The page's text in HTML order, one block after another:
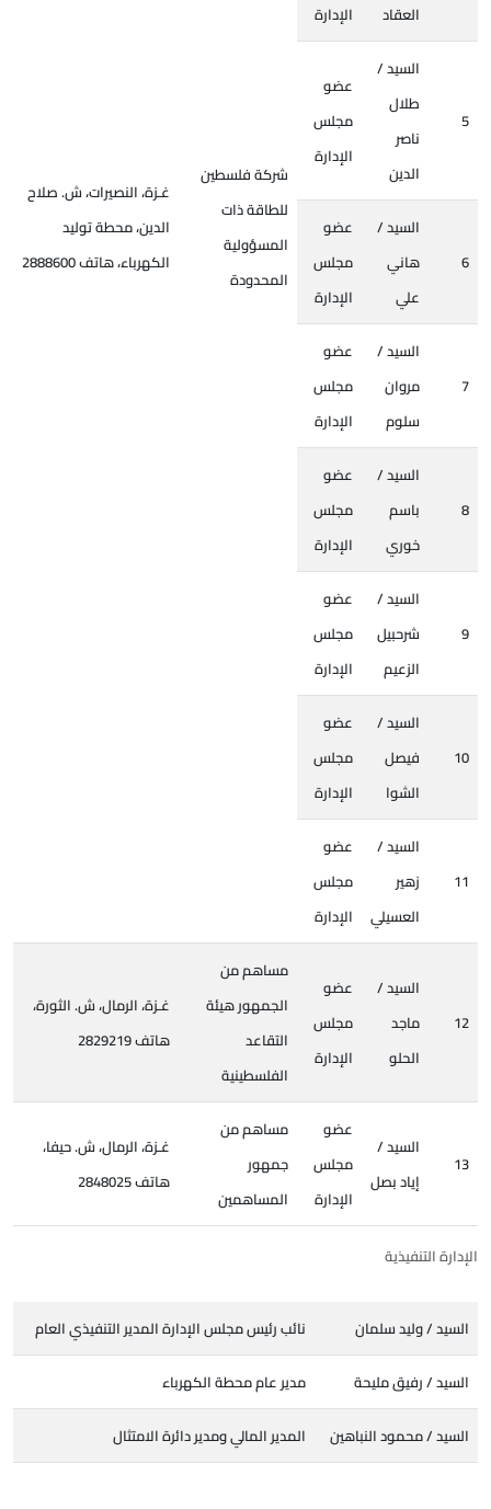
شركة فلسطين
للطاقة ذات
المسؤولية
المحدودة
غـزة، النصيرات، ش. صلاح
الدين، محطة توليد
الكهرباء، هاتف 2888600
العقاد
الإدارة
5
السيد /
طلال
ناصر
الدين
عضو
مجلس
الإدارة
6
السيد /
هاني
علي
عضو
مجلس
الإدارة
7
السيد /
مروان
سلوم
عضو
مجلس
الإدارة
8
السيد /
باسم
خوري
عضو
مجلس
الإدارة
9
السيد /
شرحبيل
الزعيم
عضو
مجلس
الإدارة
10
السيد /
فيصل
الشوا
عضو
مجلس
الإدارة
11
السيد /
زهير
العسيلي
عضو
مجلس
الإدارة
12
السيد /
ماجد
الحلو
عضو
مجلس
الإدارة
مساهم من
الجمهور هيئة
التقاعد
الفلسطينية
غـزة، الرمال، ش. الثورة،
هاتف 2829219
13
السيد /
إياد بصل
عضو
مجلس
الإدارة
مساهم من
جمهور
المساهمين
غـزة، الرمال، ش. حيفا،
هاتف 2848025
الإدارة التنفيذية
السيد / وليد سلمان نائب رئيس مجلس الإدارة المدير التنفيذي العام
السيد / رفيق مليحة مدير عام محطة الكهرباء
السيد / محمود النباهين المدير المالي ومدير دائرة الامتثال